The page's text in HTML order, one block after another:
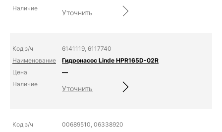
Уточнить
6141119, 6117740
Гидронасос Linde HPR165D-02R
—
Уточнить
00689510, 06338920